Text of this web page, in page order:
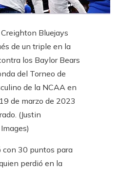
Bluejays
de un triple en la
los Baylor Bears
del Torneo de
de la NCAA en
de marzo de 2023
(Justin
con 30 puntos para
perdió en la